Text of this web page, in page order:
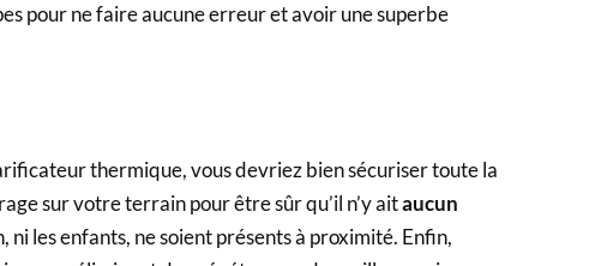
pour ne faire aucune erreur et avoir une superbe
thermique, vous devriez bien sécuriser toute la
sur votre terrain pour être sûr qu’il n’y aitaucun
ni les enfants, ne soient présents à proximité. Enfin,